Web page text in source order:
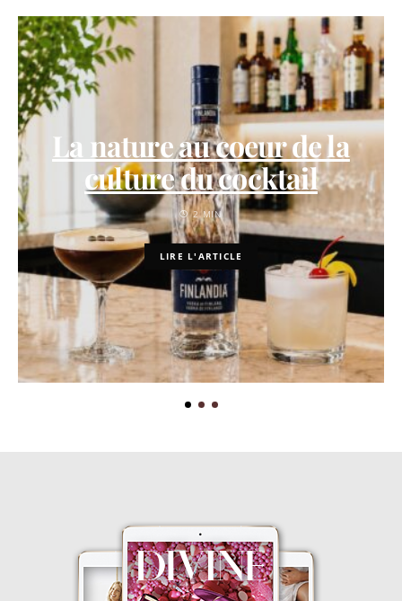
La nature au coeur de la
culture du cocktail
2 MIN
LIRE L'ARTICLE